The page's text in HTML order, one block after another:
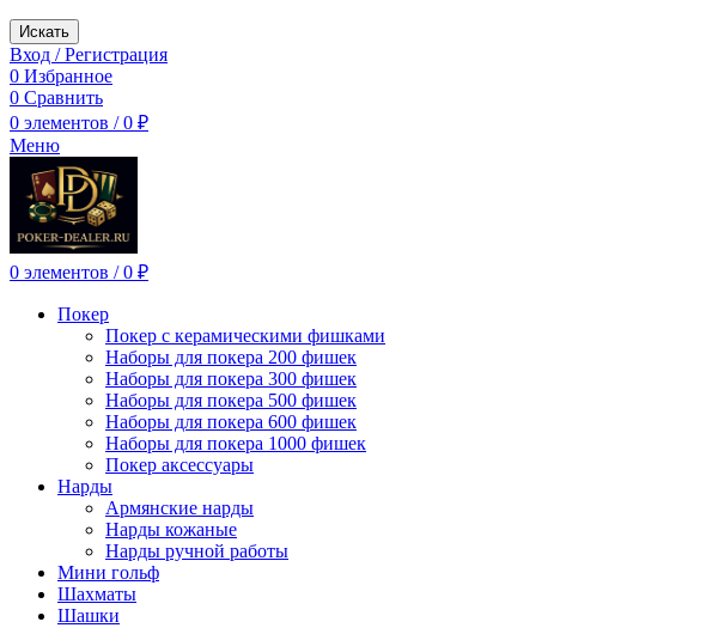
Искать
Вход / Регистрация
0 Избранное
0 Сравнить
0 элементов / 0 ₽
Меню
0 элементов / 0 ₽
Покер
Покер с керамическими фишками
Наборы для покера 200 фишек
Наборы для покера 300 фишек
Наборы для покера 500 фишек
Наборы для покера 600 фишек
Наборы для покера 1000 фишек
Покер аксессуары
Нарды
Армянские нарды
Нарды кожаные
Нарды ручной работы
Мини гольф
Шахматы
Шашки